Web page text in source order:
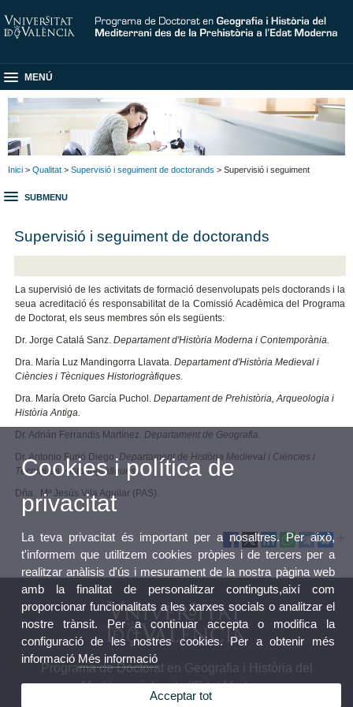
MENÚ
Inici > Qualitat > Supervisió i seguiment de doctorands > Supervisió i seguiment
SUBMENU
Supervisió i seguiment de doctorands
La supervisió de les activitats de formació desenvolupats pels doctorands i la
seua acreditació és responsabilitat de la Comissió Acadèmica del Programa
de Doctorat, els seus membres són els següents:
Dr. Jorge Catalá Sanz.Departament d'Història Moderna i Contemporània.
Dra. María Luz Mandingorra Llavata.Departament d'Història Medieval i
Ciències i Tècniques Historiogràfiques.
Dra. María Oreto García Puchol.Departament de Prehistòria, Arqueologia i
Història Antiga.
Dr. Adrián Ferrandis Martínez.Departament de Geografia.
Dr. Antonio Furió Diego.Departament de Història Medieval i Ciències i
Tècniques Historiogràfiques.
Dña. Mª Jesús Vila Aguilar (PAS).
Programa de Doctorat en Geografia i Història del
Mediterrani des de l'Edat Moderna
Cookies i política de
privacitat
La teva privacitat és important per a nosaltres. Per això,
t'informem que utilitzem cookies pròpies i de tercers per a
realitzar anàlisis d'ús i mesurament de la nostra pàgina web
amb la finalitat de personalitzar continguts,així com
proporcionar funcionalitats a les xarxes socials o analitzar el
nostre trànsit. Per a continuar accepta o modifica la
configuració de les nostres cookies. Per a obtenir més
informació Més informació
Acceptar tot